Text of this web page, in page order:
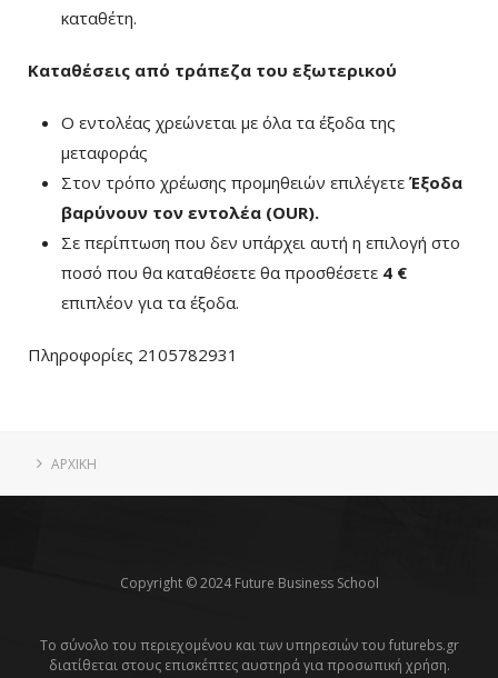
καταθέτη.
Καταθέσεις από τράπεζα του εξωτερικού
Ο εντολέας χρεώνεται με όλα τα έξοδα της
μεταφοράς
Στον τρόπο χρέωσης προμηθειών επιλέγετε Έξοδα
βαρύνουν τον εντολέα (ΟUR).
Σε περίπτωση που δεν υπάρχει αυτή η επιλογή στο
ποσό που θα καταθέσετε θα προσθέσετε 4 €
επιπλέον για τα έξοδα.
Πληροφορίες 2105782931
ΑΡΧΙΚΗ
Copyright © 2024 Future Business School
Το σύνολο του περιεχομένου και των υπηρεσιών του futurebs.gr
διατίθεται στους επισκέπτες αυστηρά για προσωπική χρήση.